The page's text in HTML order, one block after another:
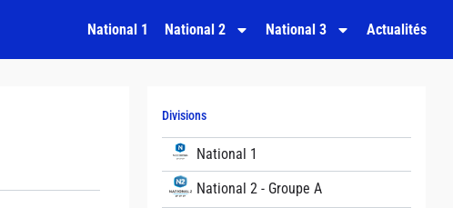
National 1 National 2 National 3 Actualités
Divisions
National 1
National 2 - Groupe A